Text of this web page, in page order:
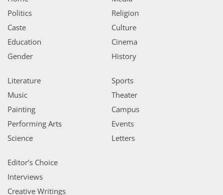
Politics
Caste
Education
Gender
Religion
Culture
Cinema
History
Literature
Music
Painting
Performing Arts
Science
Sports
Theater
Campus
Events
Letters
Editor’s Choice
Interviews
Creative Writings